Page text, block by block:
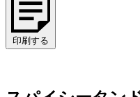
印刷する